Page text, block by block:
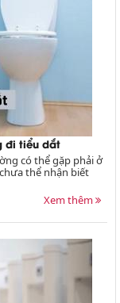
đi tiểu dắt
có thể gặp phải ở
thể nhận biết
Xem thêm